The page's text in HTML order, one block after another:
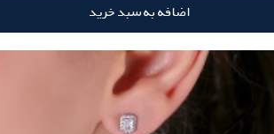
اضافه به سبد خرید